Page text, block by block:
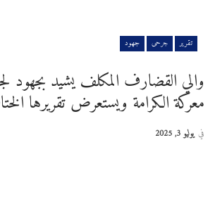
تقرير جرحى جهود
والي القضارف المكلف يشيد بجهود
معركة الكرامة ويستعرض تقريرها
في يوليو 3, 2025